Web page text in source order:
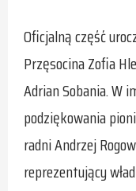
Oficjalną część
Przęsocina Zofia
Adrian Sobania. W
podziękowania
radni Andrzej
reprezentujący